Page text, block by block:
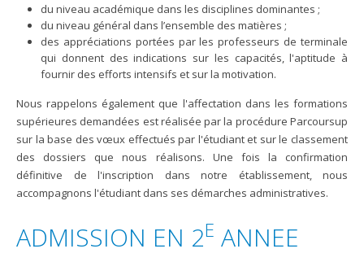
du niveau académique dans les disciplines dominantes ;
du niveau général dans l’ensemble des matières ;
des appréciations portées par les professeurs de terminale
qui donnent des indications sur les capacités, l'aptitude à
fournir des efforts intensifs et sur la motivation.
Nous rappelons également que l'affectation dans les formations
supérieures demandées est réalisée par la procédure Parcoursup
sur la base des vœux effectués par l'étudiant et sur le classement
des dossiers que nous réalisons. Une fois la confirmation
définitive de l'inscription dans notre établissement, nous
accompagnons l'étudiant dans ses démarches administratives.
ADMISSION EN 2E ANNEE